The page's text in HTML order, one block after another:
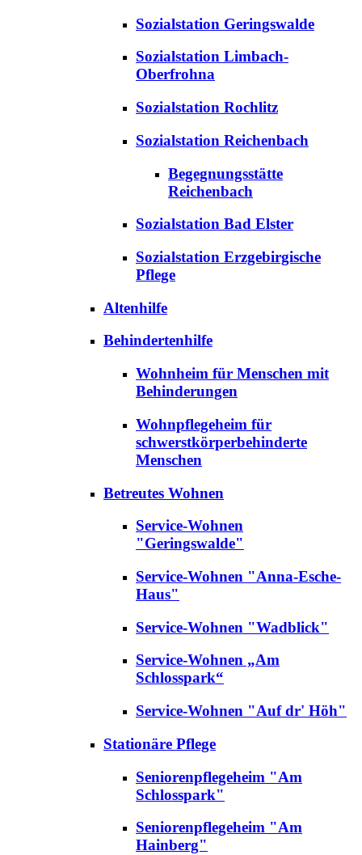
Sozialstation Geringswalde
Sozialstation Limbach-
Oberfrohna
Sozialstation Rochlitz
Sozialstation Reichenbach
Begegnungsstätte
Reichenbach
Sozialstation Bad Elster
Sozialstation Erzgebirgische
Pflege
Altenhilfe
Behindertenhilfe
Wohnheim für Menschen mit
Behinderungen
Wohnpflegeheim für
schwerstkörperbehinderte
Menschen
Betreutes Wohnen
Service-Wohnen
"Geringswalde"
Service-Wohnen "Anna-Esche-
Haus"
Service-Wohnen "Wadblick"
Service-Wohnen „Am
Schlosspark“
Service-Wohnen "Auf dr' Höh"
Stationäre Pflege
Seniorenpflegeheim "Am
Schlosspark"
Seniorenpflegeheim "Am
Hainberg"